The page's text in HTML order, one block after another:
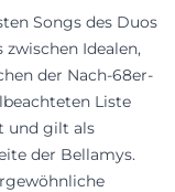
Songs des Duos
Idealen,
der Nach-68er-
Liste
und gilt als
der Bellamys.